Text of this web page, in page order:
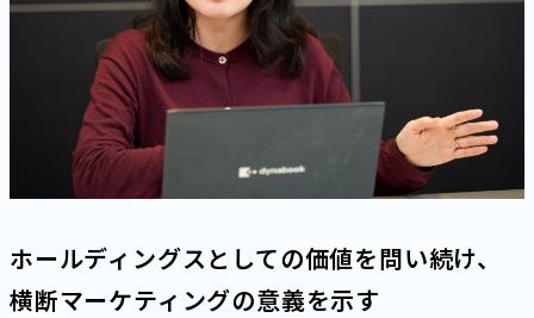
ホールディングスとしての価値を問い続け、
横断マーケティングの意義を示す